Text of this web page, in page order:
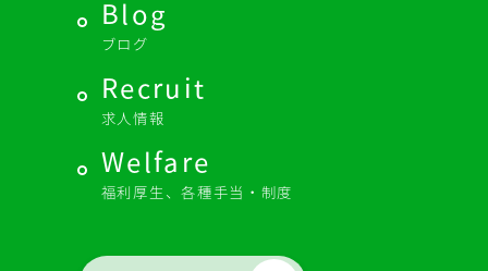
Blog
ブログ
Recruit
求人情報
Welfare
福利厚生、各種手当・制度